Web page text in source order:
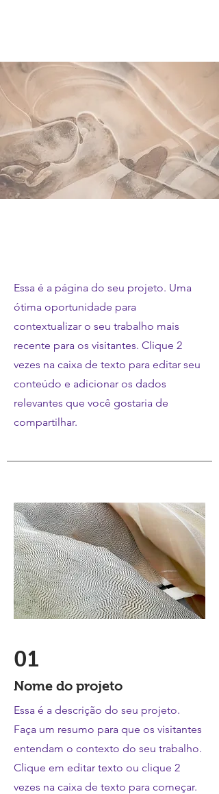
Essa é a página do seu projeto. Uma
ótima oportunidade para
contextualizar o seu trabalho mais
recente para os visitantes. Clique 2
vezes na caixa de texto para editar seu
conteúdo e adicionar os dados
relevantes que você gostaria de
compartilhar.
01
Nome do projeto
Essa é a descrição do seu projeto.
Faça um resumo para que os visitantes
entendam o contexto do seu trabalho.
Clique em editar texto ou clique 2
vezes na caixa de texto para começar.